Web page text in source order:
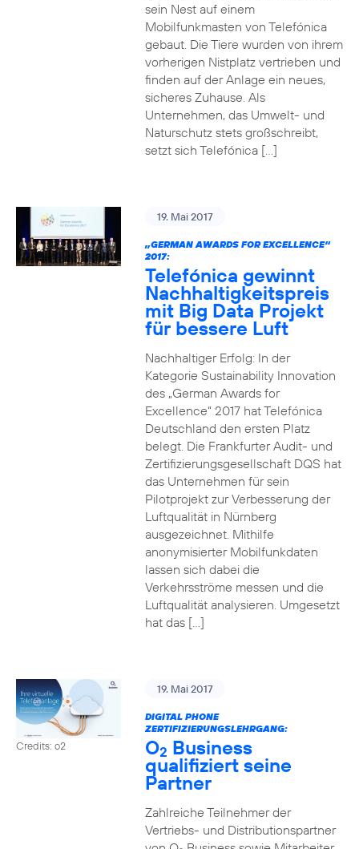
sein Nest auf einem
Mobilfunkmasten von Telefónica
gebaut. Die Tiere wurden von ihrem
vorherigen Nistplatz vertrieben und
finden auf der Anlage ein neues,
sicheres Zuhause. Als
Unternehmen, das Umwelt- und
Naturschutz stets großschreibt,
setzt sich Telefónica […]
19. Mai 2017
„GERMAN AWARDS FOR EXCELLENCE“
2017:
Telefónica gewinnt
Nachhaltigkeitspreis
mit Big Data Projekt
für bessere Luft
Nachhaltiger Erfolg: In der
Kategorie Sustainability Innovation
des „German Awards for
Excellence“ 2017 hat Telefónica
Deutschland den ersten Platz
belegt. Die Frankfurter Audit- und
Zertifizierungsgesellschaft DQS hat
das Unternehmen für sein
Pilotprojekt zur Verbesserung der
Luftqualität in Nürnberg
ausgezeichnet. Mithilfe
anonymisierter Mobilfunkdaten
lassen sich dabei die
Verkehrsströme messen und die
Luftqualität analysieren. Umgesetzt
hat das […]
Credits: o2
19. Mai 2017
DIGITAL PHONE
ZERTIFIZIERUNGSLEHRGANG:
O2 Business
qualifiziert seine
Partner
Zahlreiche Teilnehmer der
Vertriebs- und Distributionspartner